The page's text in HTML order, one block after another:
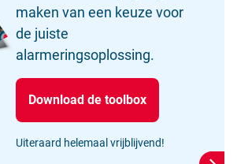
maken van een keuze voor
de juiste
alarmeringsoplossing.
Download de toolbox
Uiteraard helemaal vrijblijvend!